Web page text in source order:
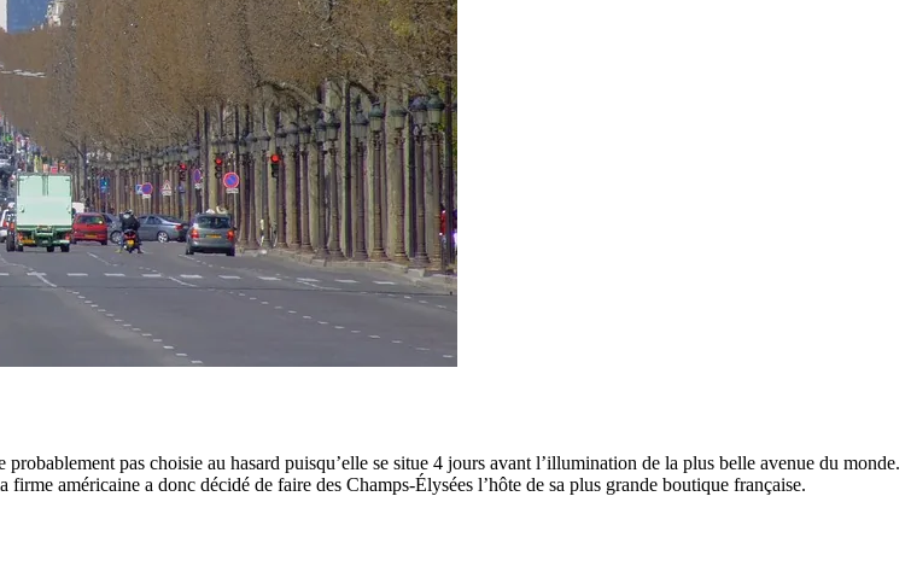
pas choisie au hasard puisqu’elle se situe 4 jours avant l’illumination de la plus belle avenue du monde.
américaine a donc décidé de faire des Champs-Élysées l’hôte de sa plus grande boutique française.